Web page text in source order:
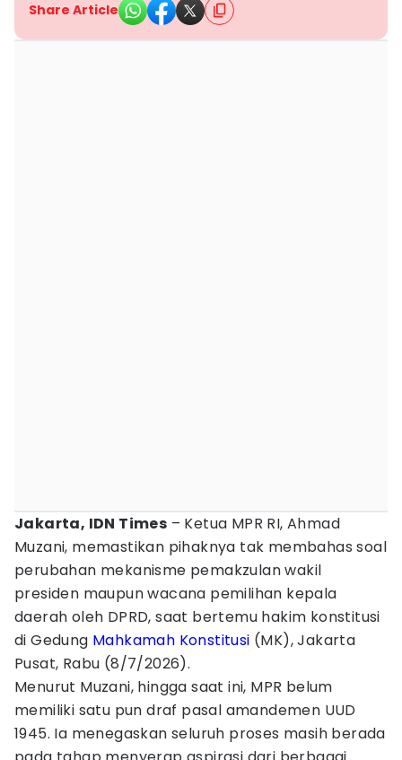
Share Article
Jakarta, IDN Times – Ketua MPR RI, Ahmad
Muzani, memastikan pihaknya tak membahas soal
perubahan mekanisme pemakzulan wakil
presiden maupun wacana pemilihan kepala
daerah oleh DPRD, saat bertemu hakim konstitusi
di Gedung Mahkamah Konstitusi (MK), Jakarta
Pusat, Rabu (8/7/2026).
Menurut Muzani, hingga saat ini, MPR belum
memiliki satu pun draf pasal amandemen UUD
1945. Ia menegaskan seluruh proses masih berada